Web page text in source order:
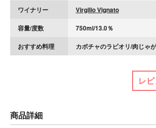
ワイナリー
Virgilio Vignato
容量/度数
750ml/13.0％
おすすめ料理
カボチャのラビオリ/肉じゃが
レ
商品詳細